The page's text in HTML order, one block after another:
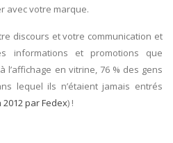
avec votre marque.
discours et votre communication et
informations et promotions que
l’affichage en vitrine, 76 % des gens
lequel ils n’étaient jamais entrés
par Fedex) !